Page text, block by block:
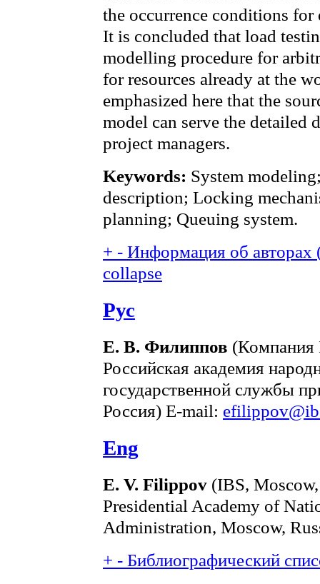
the occurrence conditions
It is concluded that load
modelling procedure for
for resources already at the
emphasized here that the
model can serve the detailed
project managers.
Keywords: System
description; Locking
planning; Queuing system.
+ - Информация об авторах
collapse
Рус
Е. В. Филиппов (Компания
Российская академия
государственной службы
Россия) E-mail:
Eng
E. V. Filippov (IBS,
Presidential Academy of
Administration, Moscow,
+ - Библиографический